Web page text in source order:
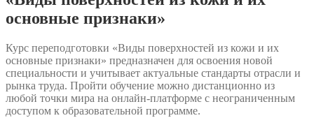
признаки»
основные признаки»
Курс переподготовки «Виды поверхностей из кожи и их
основные признаки» предназначен для освоения новой
специальности и учитывает актуальные стандарты отрасли и
рынка труда. Пройти обучение можно дистанционно из
любой точки мира на онлайн-платформе с неограниченным
доступом к образовательной программе.